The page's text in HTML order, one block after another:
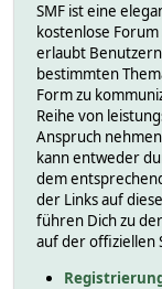
SMF ist eine
kostenlose
erlaubt
bestimmten
Form zu
Reihe von
Anspruch
kann entweder
dem
der Links auf
führen Dich zu
auf der offiziellen